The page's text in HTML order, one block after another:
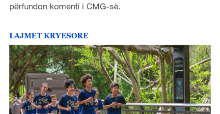
përfundon komenti i CMG-së.
LAJMET KRYESORE